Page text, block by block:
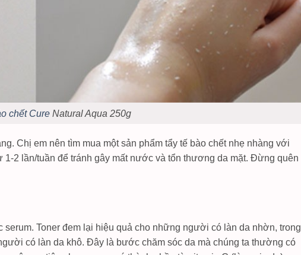
chết CureNatural Aqua 250g
Chị em nên tìm mua một sản phẩm tẩy tế bào chết nhẹ nhàng với
1-2 lần/tuần để tránh gây mất nước và tổn thương da mặt. Đừng quên
Toner đem lại hiệu quả cho những người có làn da nhờn, trong
có làn da khô. Đây là bước chăm sóc da mà chúng ta thường có